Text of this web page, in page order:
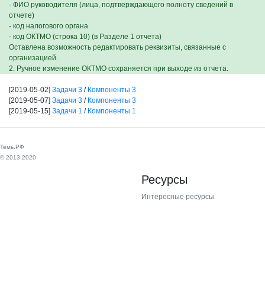
- ФИО руководителя (лица, подтверждающего полноту сведений в
отчете)
- код налогового органа
- код ОКТМО (строка 10) (в Разделе 1 отчета)
Оставлена возможность редактировать реквизиты, связанные с
организацией.
2. Ручное изменение ОКТМО сохраняется при выходе из отчета.
[2019-05-02] Задачи 3 / Компоненты 3
[2019-05-07] Задачи 3 / Компоненты 3
[2019-05-15] Задачи 1 / Компоненты 1
Темь.РФ
© 2013-2020
Ресурсы
Интересные ресурсы